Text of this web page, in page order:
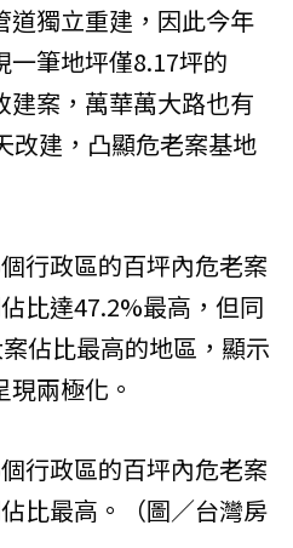
道獨立重建，因此今年
一筆地坪僅8.17坪的
建案，萬華萬大路也有
改建，凸顯危老案基地
行政區的百坪內危老案
比達47.2%最高，但同
佔比最高的地區，顯示
兩極化。
行政區的百坪內危老案
比最高。（圖／台灣房